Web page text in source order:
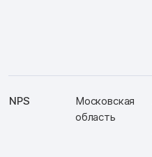
NPS
Московская
область